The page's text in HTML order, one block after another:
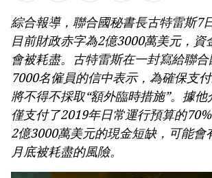
綜合報導，聯合國秘書長古特雷斯7
目前財政赤字為2億3000萬美元，資
會被耗盡。古特雷斯在一封寫給聯
7000名僱員的信中表示，為確保支
將不得不採取“額外臨時措施”。據
僅支付了2019年日常運行預算的
2億3000萬美元的現金短缺，可能會
月底被耗盡的風險。